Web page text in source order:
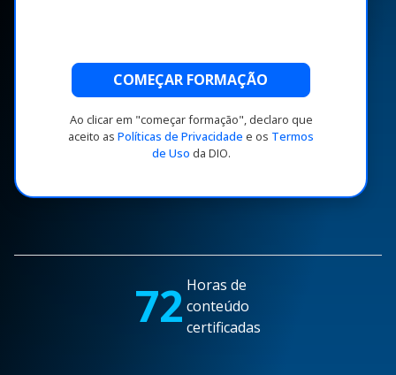
COMEÇAR FORMAÇÃO
Ao clicar em "começar formação", declaro que
aceito as Políticas de Privacidade e os Termos
de Uso da DIO.
72 Horas de
conteúdo
certificadas